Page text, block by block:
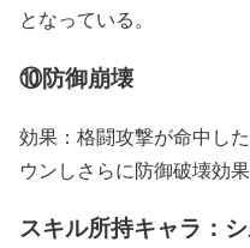
となっている。
⑩防御崩壊
効果：格闘攻撃が命中し
ウンしさらに防御破壊効
スキル所持キャラ：